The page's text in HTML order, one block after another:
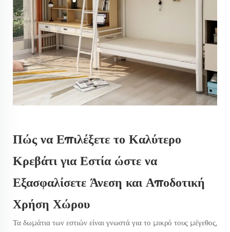
Πώς να Επιλέξετε το Καλύτερο
Κρεβάτι για Εστία ώστε να
Εξασφαλίσετε Άνεση και Αποδοτική
Χρήση Χώρου
Τα δωμάτια των εστιών είναι γνωστά για το μικρό τους μέγεθος,